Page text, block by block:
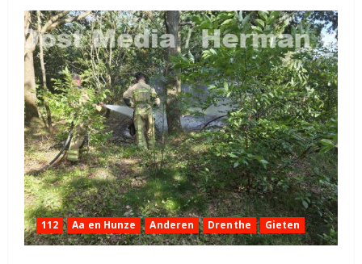
112 Aa en Hunze Anderen Drenthe Gieten